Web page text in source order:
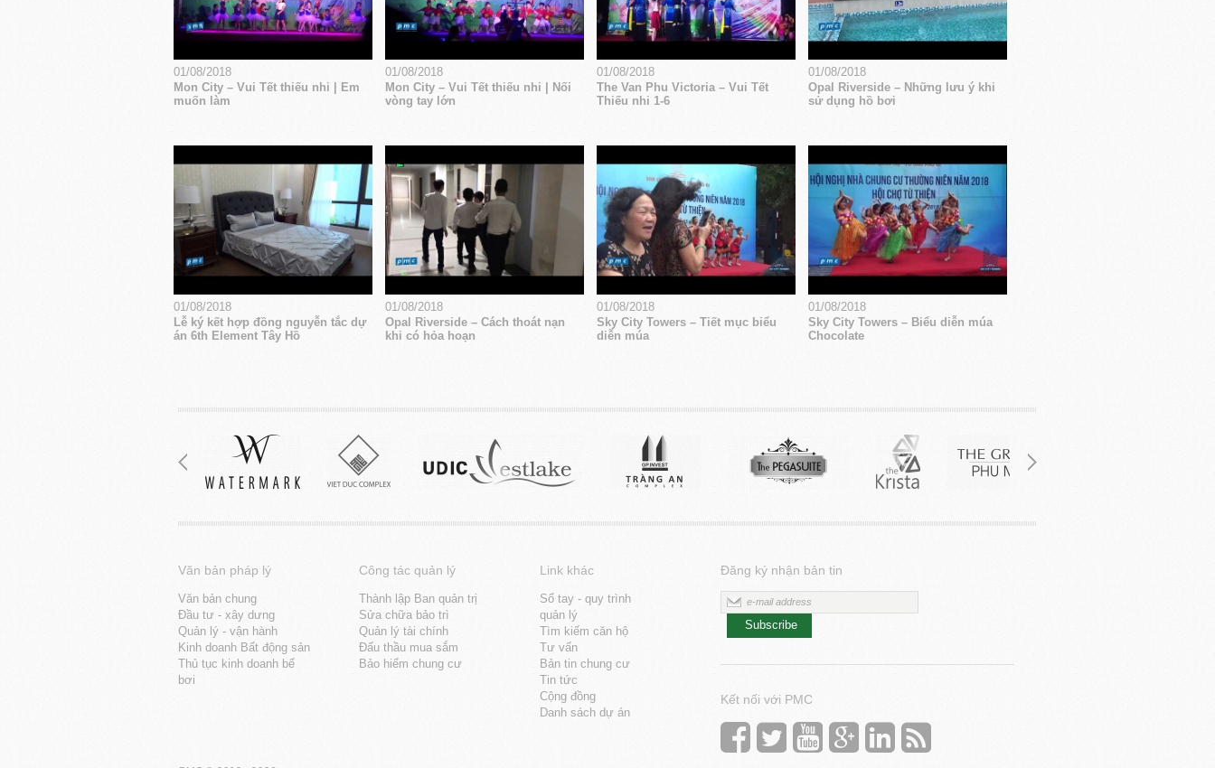
01/08/2018
Mon City – Vui Tết thiếu nhi | Em
muốn làm
01/08/2018
Mon City – Vui Tết thiếu nhi | Nối
vòng tay lớn
01/08/2018
The Van Phu Victoria – Vui Tết
Thiếu nhi 1-6
01/08/2018
Opal Riverside – Những lưu ý khi
sử dụng hồ bơi
01/08/2018
Lễ ký kết hợp đồng nguyễn tắc dự
án 6th Element Tây Hồ
01/08/2018
Opal Riverside – Cách thoát nạn
khi có hỏa hoạn
01/08/2018
Sky City Towers – Tiết mục biểu
diễn múa
01/08/2018
Sky City Towers – Biểu diễn múa
Chocolate
Văn bản pháp lý
Văn bản chung
Đầu tư - xây dưng
Quản lý - vận hành
Kinh doanh Bất động sản
Thủ tục kinh doanh bể
bơi
Công tác quản lý
Thành lập Ban quản trị
Sửa chữa bảo trì
Quản lý tài chính
Đấu thầu mua sắm
Bảo hiểm chung cư
Link khác
Sổ tay - quy trình
quản lý
Tìm kiếm căn hộ
Tư vấn
Bản tin chung cư
Tin tức
Cộng đồng
Danh sách dự án
Đăng ký nhận bản tin
Subscribe
Kết nối với PMC